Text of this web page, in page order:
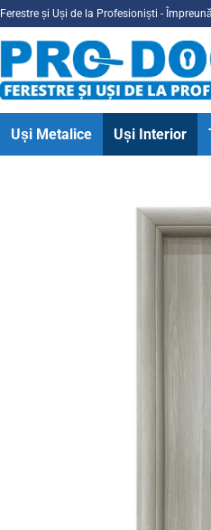
Ferestre și Uși de la Profesioniști -
Uși Metalice Uși Interior